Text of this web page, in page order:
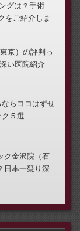
グは？手術
をご紹介しま
京）の評判っ
い医院紹介
らココはずせ
５選
ク金沢院（石
日本一疑り深